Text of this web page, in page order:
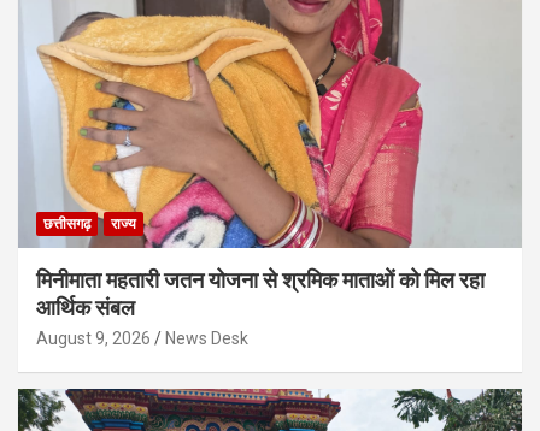
छत्तीसगढ़ राज्य
मिनीमाता महतारी जतन योजना से श्रमिक माताओं को मिल रहा
आर्थिक संबल
August 9, 2026 News Desk